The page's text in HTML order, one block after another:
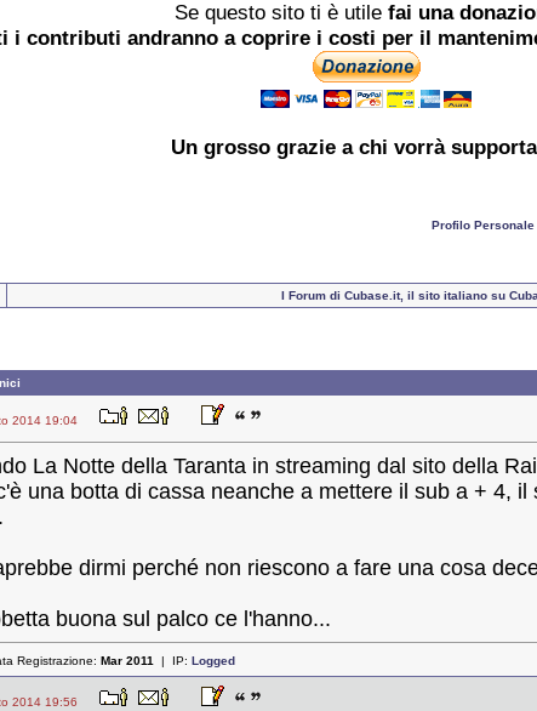
Se questo sito ti è utile fai una
i contributi andranno a coprire i costi per il
Un grosso grazie a chi vorrà
Profilo Personale
I Forum di Cubase.it, il sito italiano su
2014 19:04
La Notte della Taranta in streaming dal sito della
una botta di cassa neanche a mettere il sub a + 4,
dirmi perché non riescono a fare una cosa
buona sul palco ce l'hanno...
Registrazione: Mar 2011 | IP: Logged
2014 19:56